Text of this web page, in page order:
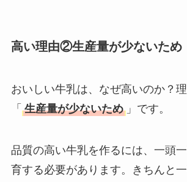
高い理由②生産量が少ないため
おいしい牛乳は、なぜ高いのか？
「 生産量が少ないため 」です。
品質の高い牛乳を作るには、一頭
育する必要があります。きちんと